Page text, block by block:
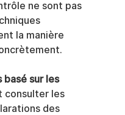
ne sont pas
la manière
basé sur les
consulter les
des